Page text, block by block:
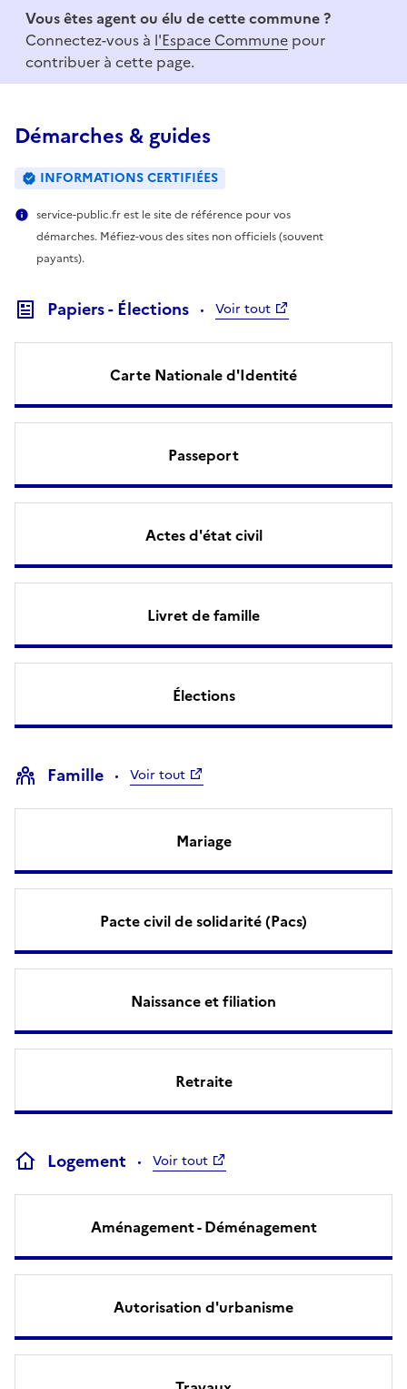
Vous êtes agent ou élu de cette commune ?
Connectez-vous à l'Espace Commune pour
contribuer à cette page.
Démarches & guides
INFORMATIONS CERTIFIÉES
service-public.fr est le site de référence pour vos
démarches. Méfiez-vous des sites non officiels (souvent
payants).
Papiers - Élections Voir tout
Carte Nationale d'Identité
Passeport
Actes d'état civil
Livret de famille
Élections
Famille Voir tout
Mariage
Pacte civil de solidarité (Pacs)
Naissance et filiation
Retraite
Logement Voir tout
Aménagement - Déménagement
Autorisation d'urbanisme